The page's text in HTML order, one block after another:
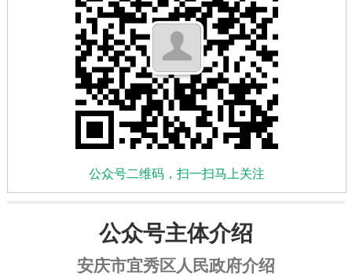
公众号二维码，扫一扫马上关注
公众号主体介绍
安庆市宜秀区人民政府介绍